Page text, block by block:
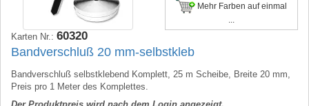
Mehr Farben auf einmal
Karten Nr.: 60320
Bandverschluß 20 mm-selbstkleb
Bandverschluß selbstklebend Komplett, 25 m Scheibe, Breite 20 mm,
Preis pro 1 Meter des Komplettes.
Der Produktpreis wird nach dem Login angezeigt.